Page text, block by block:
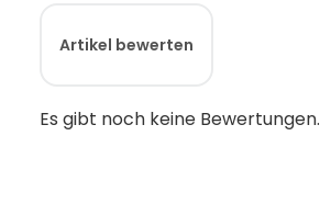
Artikel bewerten
Es gibt noch keine Bewertungen.